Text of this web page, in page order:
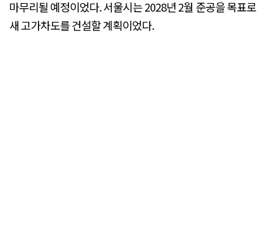
마무리될 예정이었다. 서울시는 2028년 2월 준공을 목표로
새 고가차도를 건설할 계획이었다.